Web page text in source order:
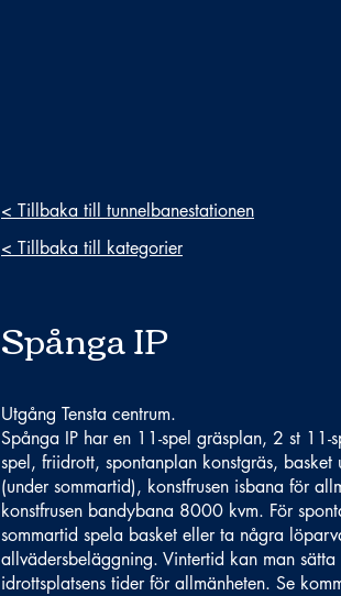
< Tillbaka till tunnelbanestationen
< Tillbaka till kategorier
Spånga IP
Utgång Tensta centrum.
Spånga IP har en 11-spel gräsplan, 2 st 11-
spel, friidrott, spontanplan konstgräs,
(under sommartid), konstfrusen isbana för
konstfrusen bandybana 8000 kvm. För
sommartid spela basket eller ta några
allvädersbeläggning. Vintertid kan man
idrottsplatsens tider för allmänheten. Se